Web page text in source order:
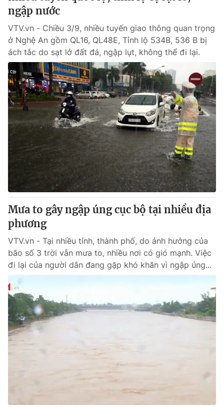
ngập nước
VTV.vn - Chiều 3/9, nhiều tuyến giao thông quan trọng
ở Nghệ An gồm QL16, QL48E, Tỉnh lộ 534B, 536 B bị
ách tắc do sạt lở đất đá, ngập lụt, không thể đi lại.
Mưa to gây ngập úng cục bộ tại nhiều địa
phương
VTV.vn - Tại nhiều tỉnh, thành phố, do ảnh hưởng của
bão số 3 trời vẫn mưa to, nhiều nơi có gió mạnh. Việc
đi lại của người dân đang gặp khó khăn vì ngập úng...